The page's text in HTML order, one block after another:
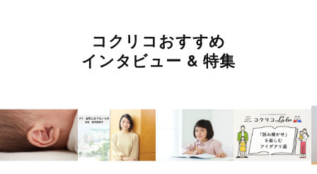
コクリコおすすめ
インタビュー & 特集